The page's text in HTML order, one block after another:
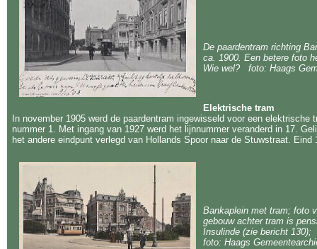
De paardentram richting
ca. 1900. Een betere foto
Wie wel? foto: Haags
Elektrische tram
In november 1905 werd de paardentram ingewisseld voor een elektrische
nummer 1. Met ingang van 1927 werd het lijnnummer veranderd in 17.
het andere eindpunt verlegd van Hollands Spoor naar de Stuwstraat. Eind
Bankaplein met tram; foto
gebouw achter tram is
Insulinde (zie bericht 130);
foto: Haags